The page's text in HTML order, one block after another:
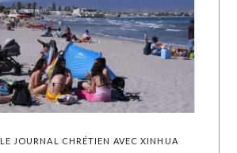
LE JOURNAL CHRÉTIEN AVEC XINHUA